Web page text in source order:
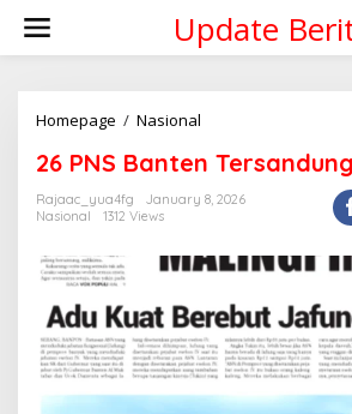
content
Update
Homepage / Nasional
Banten
Korupsi
26 PNS Banten
Rajaac_yua4fg
January 8, 2026
Nasional
1312 Views